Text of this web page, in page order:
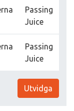
Passing
Juice
Passing
Juice
Utvidga